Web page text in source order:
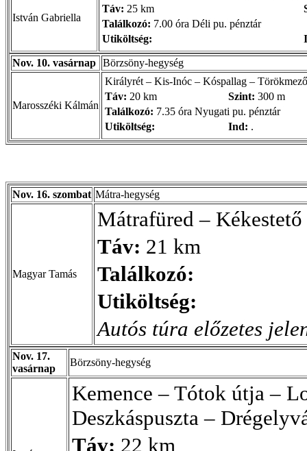
István Gabriella
Táv: 25 km
Találkozó: 7.00 óra Déli pu. pénztár
Utiköltség:
Nov. 10. vasárnap Börzsöny-hegység
Marosszéki Kálmán
Királyrét – Kis-Inóc – Kóspallag –
Táv: 20 km Szint: 300 m
Találkozó: 7.35 óra Nyugati pu. pénztár
Utiköltség:
Ind: .
Nov. 16. szombat Mátra-hegység
Magyar Tamás
Mátrafüred –
Táv: 21 km
Találkozó:
Utiköltség:
Autós túra előzetes
Nov. 17.
vasárnap
Börzsöny-hegység
Kemence – Tótok útja –
Deszkáspuszta –
Táv: 22 km